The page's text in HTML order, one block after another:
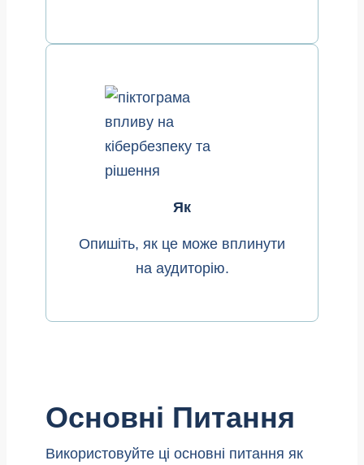
Як
Опишіть, як це може вплинути
на аудиторію.
Основні Питання
Використовуйте ці основні питання як